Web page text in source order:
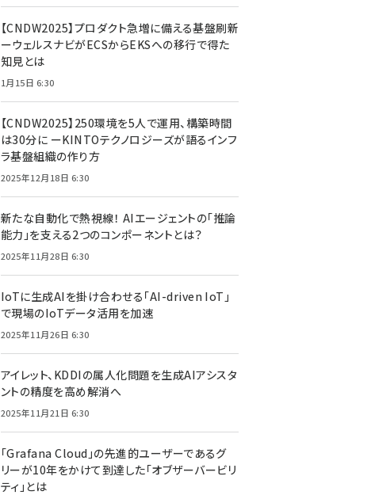
【CNDW2025】プロダクト急増に備える基盤刷新
ーウェルスナビがECSからEKSへの移行で得た
知見とは
1月15日 6:30
【CNDW2025】250環境を5人で運用、構築時間
は30分に ーKINTOテクノロジーズが語るインフ
ラ基盤組織の作り方
2025年12月18日 6:30
新たな自動化で熱視線！ AIエージェントの「推論
能力」を支える2つのコンポーネントとは？
2025年11月28日 6:30
IoTに生成AIを掛け合わせる「AI-driven IoT」
で現場のIoTデータ活用を加速
2025年11月26日 6:30
アイレット、KDDIの属人化問題を生成AIアシスタ
ントの精度を高め解消へ
2025年11月21日 6:30
「Grafana Cloud」の先進的ユーザーであるグ
リーが10年をかけて到達した「オブザーバービリ
ティ」とは